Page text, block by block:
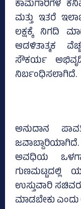
ಕಾಮಗಾರಿಗಳ
ಮತ್ತು ಇತರೆ
ಲಕ್ಷಕ್ಕೆ ನಿಗದಿ
ಆಡಳಿತಾತ್ಮಕ
ಸೌಕರ್ಯ
ನಿರ್ಬಂಧಿಸಲಾಗಿದೆ.
ಅನುದಾನ
ಅವಧಿಯ
ಗುಣಮಟ್ಟದಲ್ಲಿ
ಉಸ್ತುವಾರಿ
ಮಾಡಬೇಕು